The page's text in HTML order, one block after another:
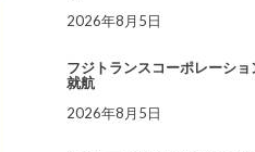
2026年8月5日
フジトランスコーポレーショ
就航
2026年8月5日